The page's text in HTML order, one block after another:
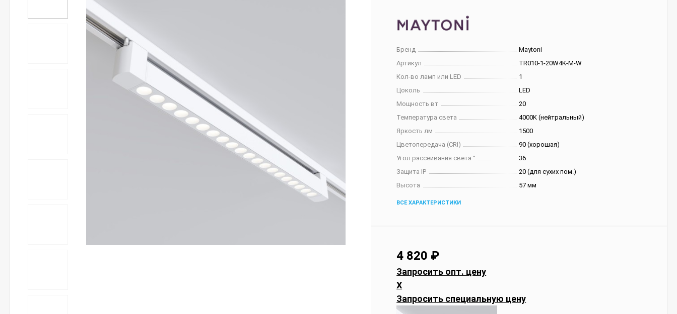
Бренд
Maytoni
Артикул
TR010-1-20W4K-M-W
Кол-во ламп или LED
1
Цоколь
LED
Мощность вт
20
Температура света
4000K (нейтральный)
Яркость лм
1500
Цветопередача (CRI)
90 (хорошая)
Угол рассеивания света °
36
Защита IP
20 (для сухих пом.)
Высота
57 мм
ВСЕ ХАРАКТЕРИСТИКИ
4 820 ₽
Запросить опт. цену
X
Запросить специальную цену